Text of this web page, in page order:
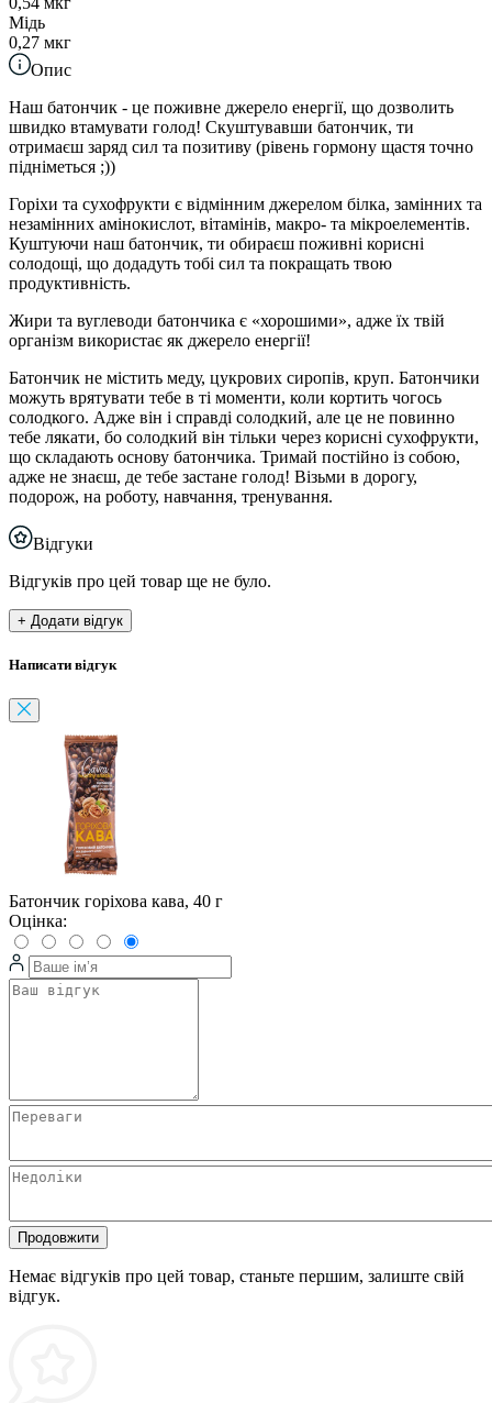
Мідь
0,27 мкг
Опис
Наш батончик - це поживне джерело енергії, що дозволить
швидко втамувати голод! Скуштувавши батончик, ти
отримаєш заряд сил та позитиву (рівень гормону щастя точно
підніметься ;))
Горіхи та сухофрукти є відмінним джерелом білка, замінних та
незамінних амінокислот, вітамінів, макро- та мікроелементів.
Куштуючи наш батончик, ти обираєш поживні корисні
солодощі, що додадуть тобі сил та покращать твою
продуктивність.
Жири та вуглеводи батончика є «хорошими», адже їх твій
організм використає як джерело енергії!
Батончик не містить меду, цукрових сиропів, круп. Батончики
можуть врятувати тебе в ті моменти, коли кортить чогось
солодкого. Адже він і справді солодкий, але це не повинно
тебе лякати, бо солодкий він тільки через корисні сухофрукти,
що складають основу батончика. Тримай постійно із собою,
адже не знаєш, де тебе застане голод! Візьми в дорогу,
подорож, на роботу, навчання, тренування.
Відгуки
Відгуків про цей товар ще не було.
+ Додати відгук
Написати відгук
Батончик горіхова кава, 40 г
Оцінка:
Продовжити
Немає відгуків про цей товар, станьте першим, залиште свій
відгук.